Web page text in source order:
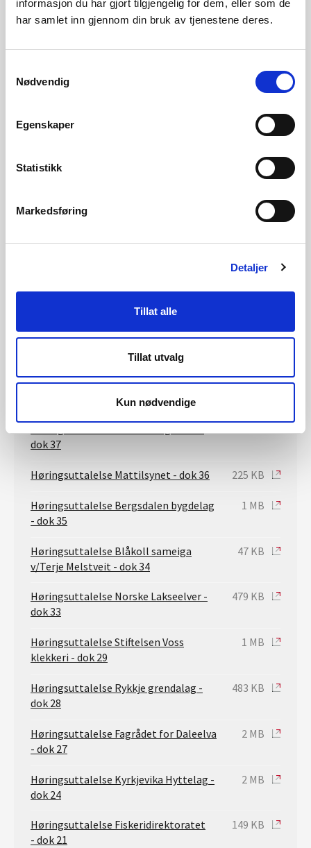
informasjon du har gjort tilgjengelig for dem, eller som de
har samlet inn gjennom din bruk av tjenestene deres.
Nødvendig
Egenskaper
Statistikk
Markedsføring
Detaljer
Tillat alle
Tillat utvalg
Kun nødvendige
Høringsuttalelse Bergsdalen
2 MB
50
Vestland - dok 49
dok 48
1 MB
Sveindalen - dok 47
488 KB
Høringsuttalelse Hamlagrøvatnets Vel
3 MB
Høringsuttalelse Miljødirektoratet -
469 KB
Høringsuttalelse Geir Helge Johnsen
488 KB
Høringsuttalelse Geir helge Johnsen
441 KB
dok 37
Høringsuttalelse Mattilsynet - dok 36 225 KB
Høringsuttalelse Bergsdalen bygdelag
- dok 35
1 MB
Høringsuttalelse Blåkoll sameiga
v/Terje Melstveit - dok 34
47 KB
Høringsuttalelse Norske Lakseelver -
dok 33
479 KB
Høringsuttalelse Stiftelsen Voss
klekkeri - dok 29
1 MB
Høringsuttalelse Rykkje grendalag -
dok 28
483 KB
Høringsuttalelse Fagrådet for Daleelva
- dok 27
2 MB
Høringsuttalelse Kyrkjevika Hyttelag -
dok 24
2 MB
Høringsuttalelse Fiskeridirektoratet
- dok 21
149 KB